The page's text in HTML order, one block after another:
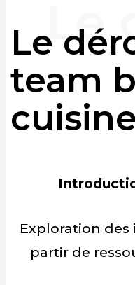
Le
team
Exploration des
partir de